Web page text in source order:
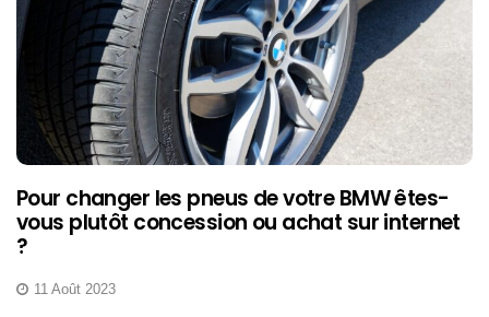
Pour changer les pneus de votre BMW êtes-
vous plutôt concession ou achat sur internet
?
11 Août 2023